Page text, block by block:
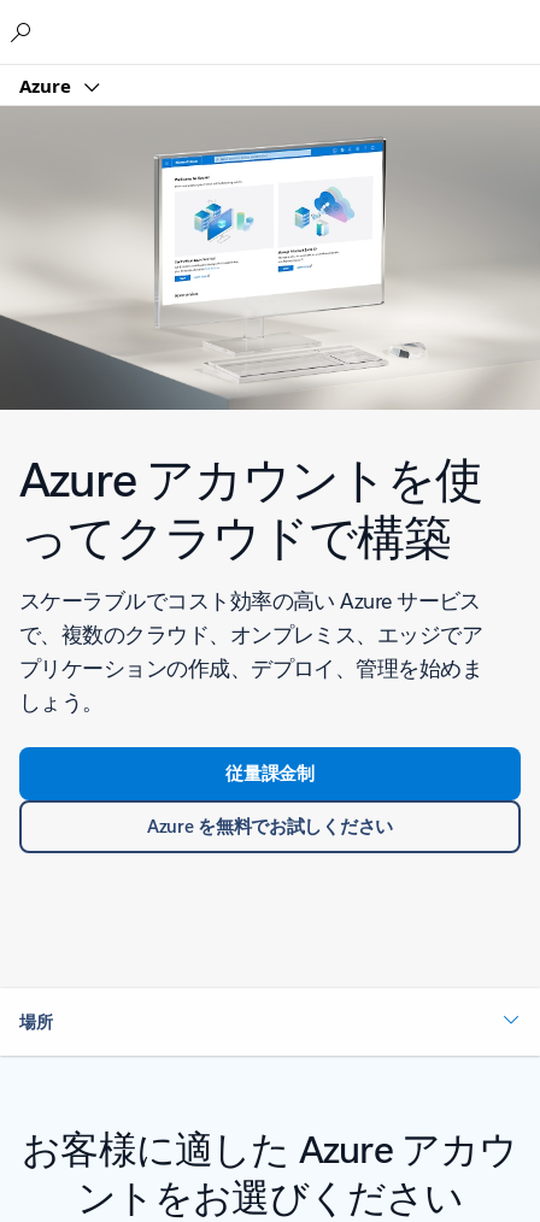
Azure
Azure アカウントを使
ってクラウドで構築
スケーラブルでコスト効率の高い Azure サービス
で、複数のクラウド、オンプレミス、エッジでア
プリケーションの作成、デプロイ、管理を始めま
しょう。
従量課金制
Azure を無料でお試しください
場所
お客様に適した Azure アカウ
ントをお選びください